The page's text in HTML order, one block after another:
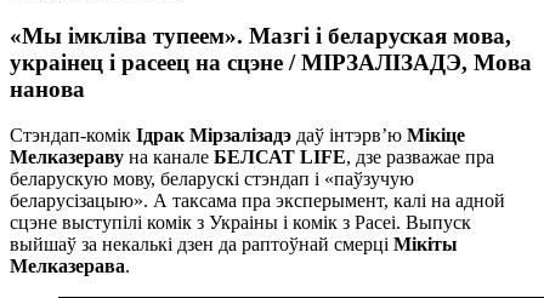
«Мы імкліва тупеем». Мазгі і беларуская мова,
украінец і расеец на сцэне / МІРЗАЛІЗАДЭ, Мова
нанова
Стэндап-комік Ідрак Мірзалізадэ даў інтэрв’ю Мікіце
Мелказераву на канале БЕЛСАТ LIFE, дзе разважае пра
беларускую мову, беларускі стэндап і «паўзучую
беларусізацыю». А таксама пра эксперымент, калі на адной
сцэне выступілі комік з Украіны і комік з Расеі. Выпуск
выйшаў за некалькі дзен да раптоўнай смерці Мікіты
Мелказерава.